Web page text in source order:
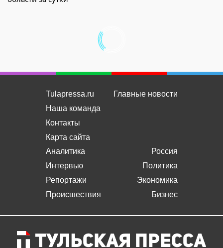
Tulapressa.ru
Наша команда
Контакты
Карта сайта
Главные новости
Аналитика
Интервью
Репортажи
Происшествия
Россия
Политика
Экономика
Бизнес